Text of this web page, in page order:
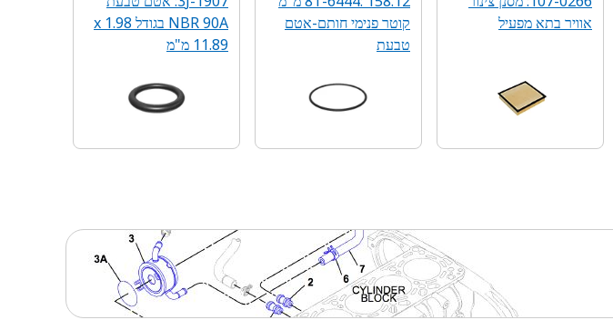
אוויר בתא מפעיל
קוטר פנימי חותם-אטם
טבעת
NBR 90A בגודל 1.98 x
11.89 מ"מ